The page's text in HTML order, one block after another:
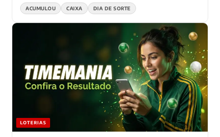
ACUMULOU CAIXA DIA DE SORTE
LOTERIAS